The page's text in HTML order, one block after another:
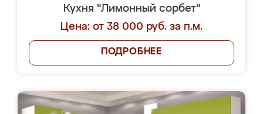
Кухня "Лимонный сорбет"
Цена: от 38 000 руб. за п.м.
ПОДРОБНЕЕ